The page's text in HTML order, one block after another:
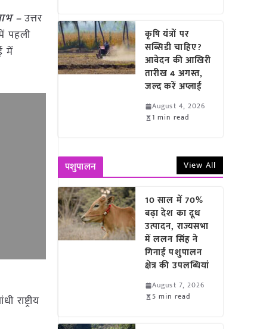
–उत्तर
पहली
में
कृषि यंत्रों पर
सब्सिडी चाहिए?
आवेदन की आखिरी
तारीख 4 अगस्त,
जल्द करें अप्लाई
August 4, 2026
1 min read
पशुपालन View All
10 साल में 70%
बढ़ा देश का दूध
उत्पादन, राज्यसभा
में ललन सिंह ने
गिनाईं पशुपालन
क्षेत्र की उपलब्धियां
August 7, 2026
5 min read